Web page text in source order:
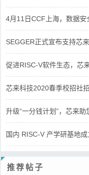
4月11日CCF上海，数据
SEGGER正式宣布支持芯
促进RISC-V软件生态，芯
芯来科技2020春季校招社
升级“一分钱计划”，芯来助
国内 RISC-V 产学研基地
推荐帖子